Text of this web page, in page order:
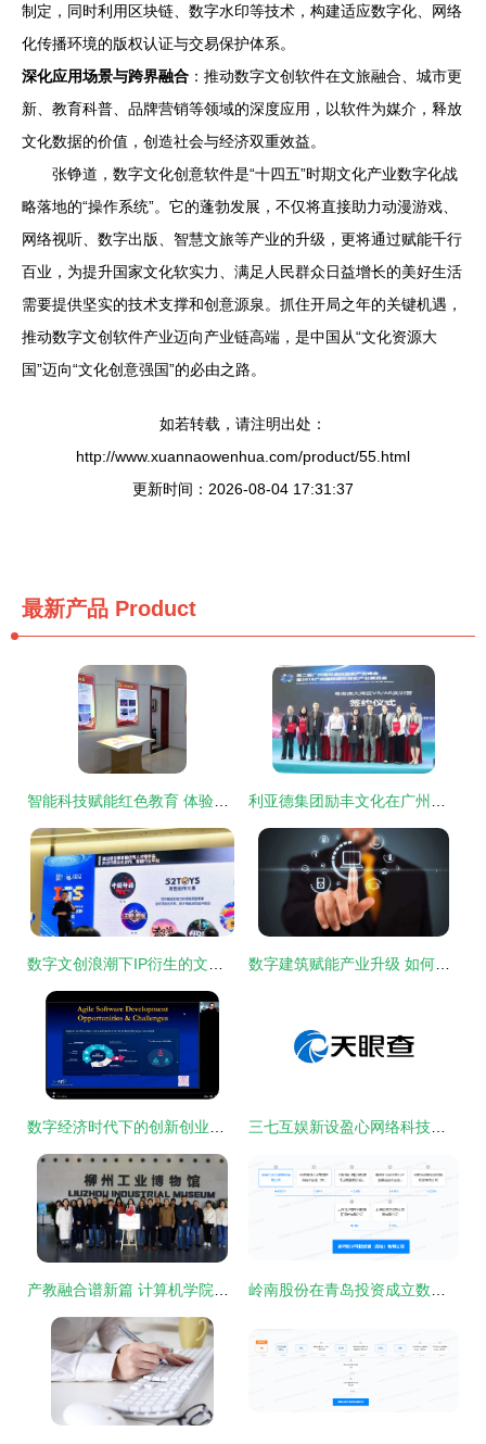
制定，同时利用区块链、数字水印等技术，构建适应数字化、网络
化传播环境的版权认证与交易保护体系。
深化应用场景与跨界融合 ：推动数字文创软件在文旅融合、城市更
新、教育科普、品牌营销等领域的深度应用，以软件为媒介，释放
文化数据的价值，创造社会与经济双重效益。
张铮道，数字文化创意软件是“十四五”时期文化产业数字化战
略落地的“操作系统”。它的蓬勃发展，不仅将直接助力动漫游戏、
网络视听、数字出版、智慧文旅等产业的升级，更将通过赋能千行
百业，为提升国家文化软实力、满足人民群众日益增长的美好生活
需要提供坚实的技术支撑和创意源泉。抓住开局之年的关键机遇，
推动数字文创软件产业迈向产业链高端，是中国从“文化资源大
国”迈向“文化创意强国”的必由之路。
如若转载，请注明出处：
http://www.xuannaowenhua.com/product/55.html
更新时间：2026-08-04 17:31:37
最新产品 Product